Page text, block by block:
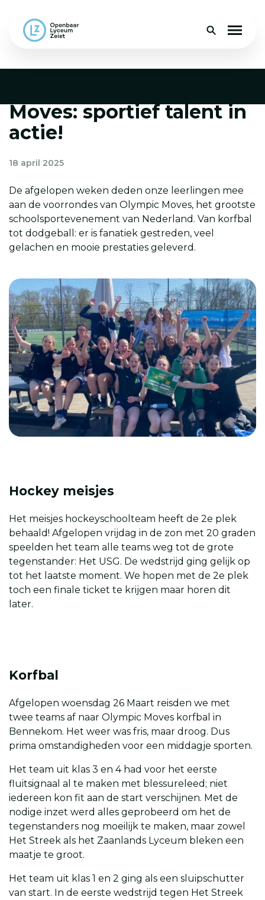
Onderwijs
Groep 8
Contact
Magister
Moves: sportief talent in
actie!
18 april 2025
De afgelopen weken deden onze leerlingen mee
aan de voorrondes van Olympic Moves, het grootste
schoolsportevenement van Nederland. Van korfbal
tot dodgeball: er is fanatiek gestreden, veel
gelachen en mooie prestaties geleverd.
Hockey meisjes
Het meisjes hockeyschoolteam heeft de 2e plek
behaald! Afgelopen vrijdag in de zon met 20 graden
speelden het team alle teams weg tot de grote
tegenstander: Het USG. De wedstrijd ging gelijk op
tot het laatste moment. We hopen met de 2e plek
toch een finale ticket te krijgen maar horen dit
later.
Korfbal
Afgelopen woensdag 26 Maart reisden we met
twee teams af naar Olympic Moves korfbal in
Bennekom. Het weer was fris, maar droog. Dus
prima omstandigheden voor een middagje sporten.
Het team uit klas 3 en 4 had voor het eerste
fluitsignaal al te maken met blessureleed; niet
iedereen kon fit aan de start verschijnen. Met de
nodige inzet werd alles geprobeerd om het de
tegenstanders nog moeilijk te maken, maar zowel
Het Streek als het Zaanlands Lyceum bleken een
maatje te groot.
Het team uit klas 1 en 2 ging als een sluipschutter
van start. In de eerste wedstrijd tegen Het Streek